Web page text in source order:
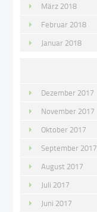
März 2018
Februar 2018
Januar 2018
Dezember 2017
November 2017
Oktober 2017
September 2017
August 2017
Juli 2017
Juni 2017